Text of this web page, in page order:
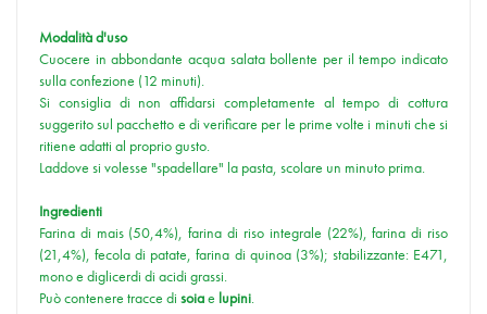
Modalità d'uso
Cuocere in abbondante acqua salata bollente per il tempo indicato
sulla confezione (12 minuti).
Si consiglia di non affidarsi completamente al tempo di cottura
suggerito sul pacchetto e di verificare per le prime volte i minuti che si
ritiene adatti al proprio gusto.
Laddove si volesse "spadellare" la pasta, scolare un minuto prima.
Ingredienti
Farina di mais (50,4%), farina di riso integrale (22%), farina di riso
(21,4%), fecola di patate, farina di quinoa (3%); stabilizzante: E471,
mono e diglicerdi di acidi grassi.
Può contenere tracce di soiae lupini.